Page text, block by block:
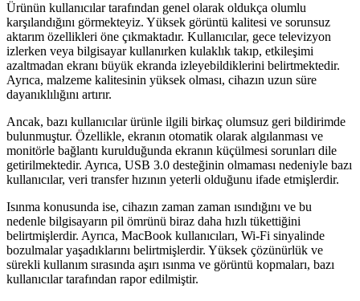
Ürünün kullanıcılar tarafından genel olarak oldukça olumlu
karşılandığını görmekteyiz. Yüksek görüntü kalitesi ve sorunsuz
aktarım özellikleri öne çıkmaktadır. Kullanıcılar, gece televizyon
izlerken veya bilgisayar kullanırken kulaklık takıp, etkileşimi
azaltmadan ekranı büyük ekranda izleyebildiklerini belirtmektedir.
Ayrıca, malzeme kalitesinin yüksek olması, cihazın uzun süre
dayanıklılığını artırır.
Ancak, bazı kullanıcılar ürünle ilgili birkaç olumsuz geri bildirimde
bulunmuştur. Özellikle, ekranın otomatik olarak algılanması ve
monitörle bağlantı kurulduğunda ekranın küçülmesi sorunları dile
getirilmektedir. Ayrıca, USB 3.0 desteğinin olmaması nedeniyle bazı
kullanıcılar, veri transfer hızının yeterli olduğunu ifade etmişlerdir.
Isınma konusunda ise, cihazın zaman zaman ısındığını ve bu
nedenle bilgisayarın pil ömrünü biraz daha hızlı tükettiğini
belirtmişlerdir. Ayrıca, MacBook kullanıcıları, Wi-Fi sinyalinde
bozulmalar yaşadıklarını belirtmişlerdir. Yüksek çözünürlük ve
sürekli kullanım sırasında aşırı ısınma ve görüntü kopmaları, bazı
kullanıcılar tarafından rapor edilmiştir.